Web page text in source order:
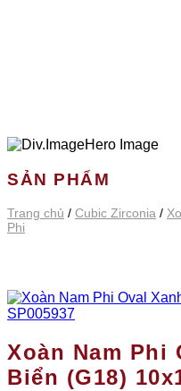
SẢN PHẨM
Trang chủ / Cubic Zirconia /
Phi
Xoàn Nam Phi
Biển (G18)